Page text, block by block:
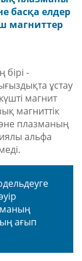
басқа елдер
магниттер
-
ұстау
магнит
магниттік
плазманың
альфа
ағып